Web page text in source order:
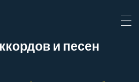
и песен